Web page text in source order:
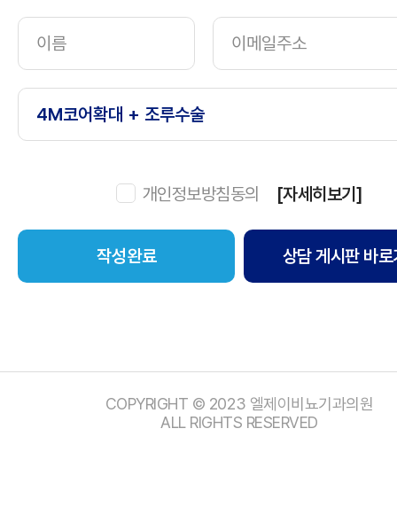
개인정보방침동의 [자세히보기]
상담 게시판 바
COPYRIGHT © 2023 엘제이비뇨기과의원
ALL RIGHTS RESERVED